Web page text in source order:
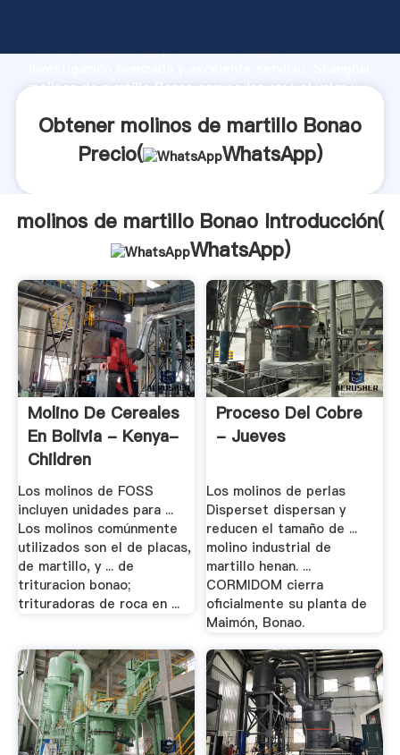
fuerte capacidad de producción, fuerza de
molinos de martillo Bonao proveedor crea el valor y
Obtener molinos de martillo Bonao
Precio(
WhatsApp)
molinos de martillo Bonao Introducción(
WhatsApp)
Molino De Cereales
En Bolivia - Kenya-
Children
Los molinos de FOSS
incluyen unidades para ...
Los molinos comúnmente
utilizados son el de placas,
de martillo, y ... de
trituracion bonao;
trituradoras de roca en ...
Proceso Del Cobre
- Jueves
Los molinos de perlas
Disperset dispersan y
reducen el tamaño de ...
molino industrial de
martillo henan. ...
CORMIDOM cierra
oficialmente su planta de
Maimón, Bonao.